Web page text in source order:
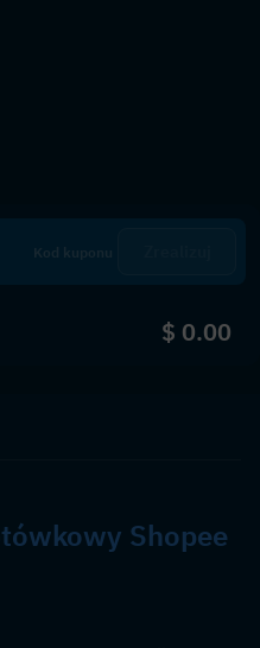
$ 0.00
Shopee